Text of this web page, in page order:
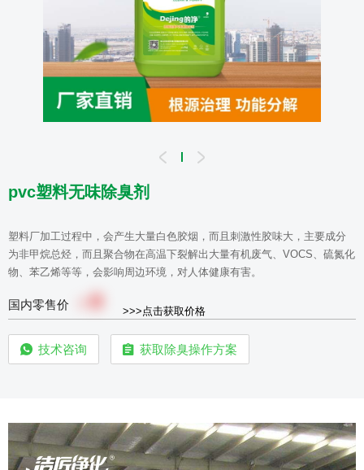
pvc塑料无味除臭剂
塑料厂加工过程中，会产生大量白色胶烟，而且刺激性胶味大，主要成分
为非甲烷总烃，而且聚合物在高温下裂解出大量有机废气、VOCS、硫氮化
物、苯乙烯等等，会影响周边环境，对人体健康有害。
国内零售价 0 >>>点击获取价格
技术咨询 获取除臭操作方案